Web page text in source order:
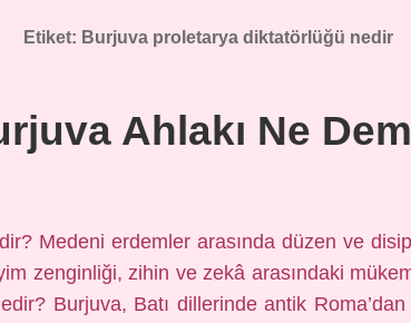
Etiket: Burjuva proletarya diktatörlüğü nedir
Ahlakı Ne
Medeni erdemler arasında düzen ve
zenginliği, zihin ve zekâ arasındaki
Burjuva, Batı dillerinde antik